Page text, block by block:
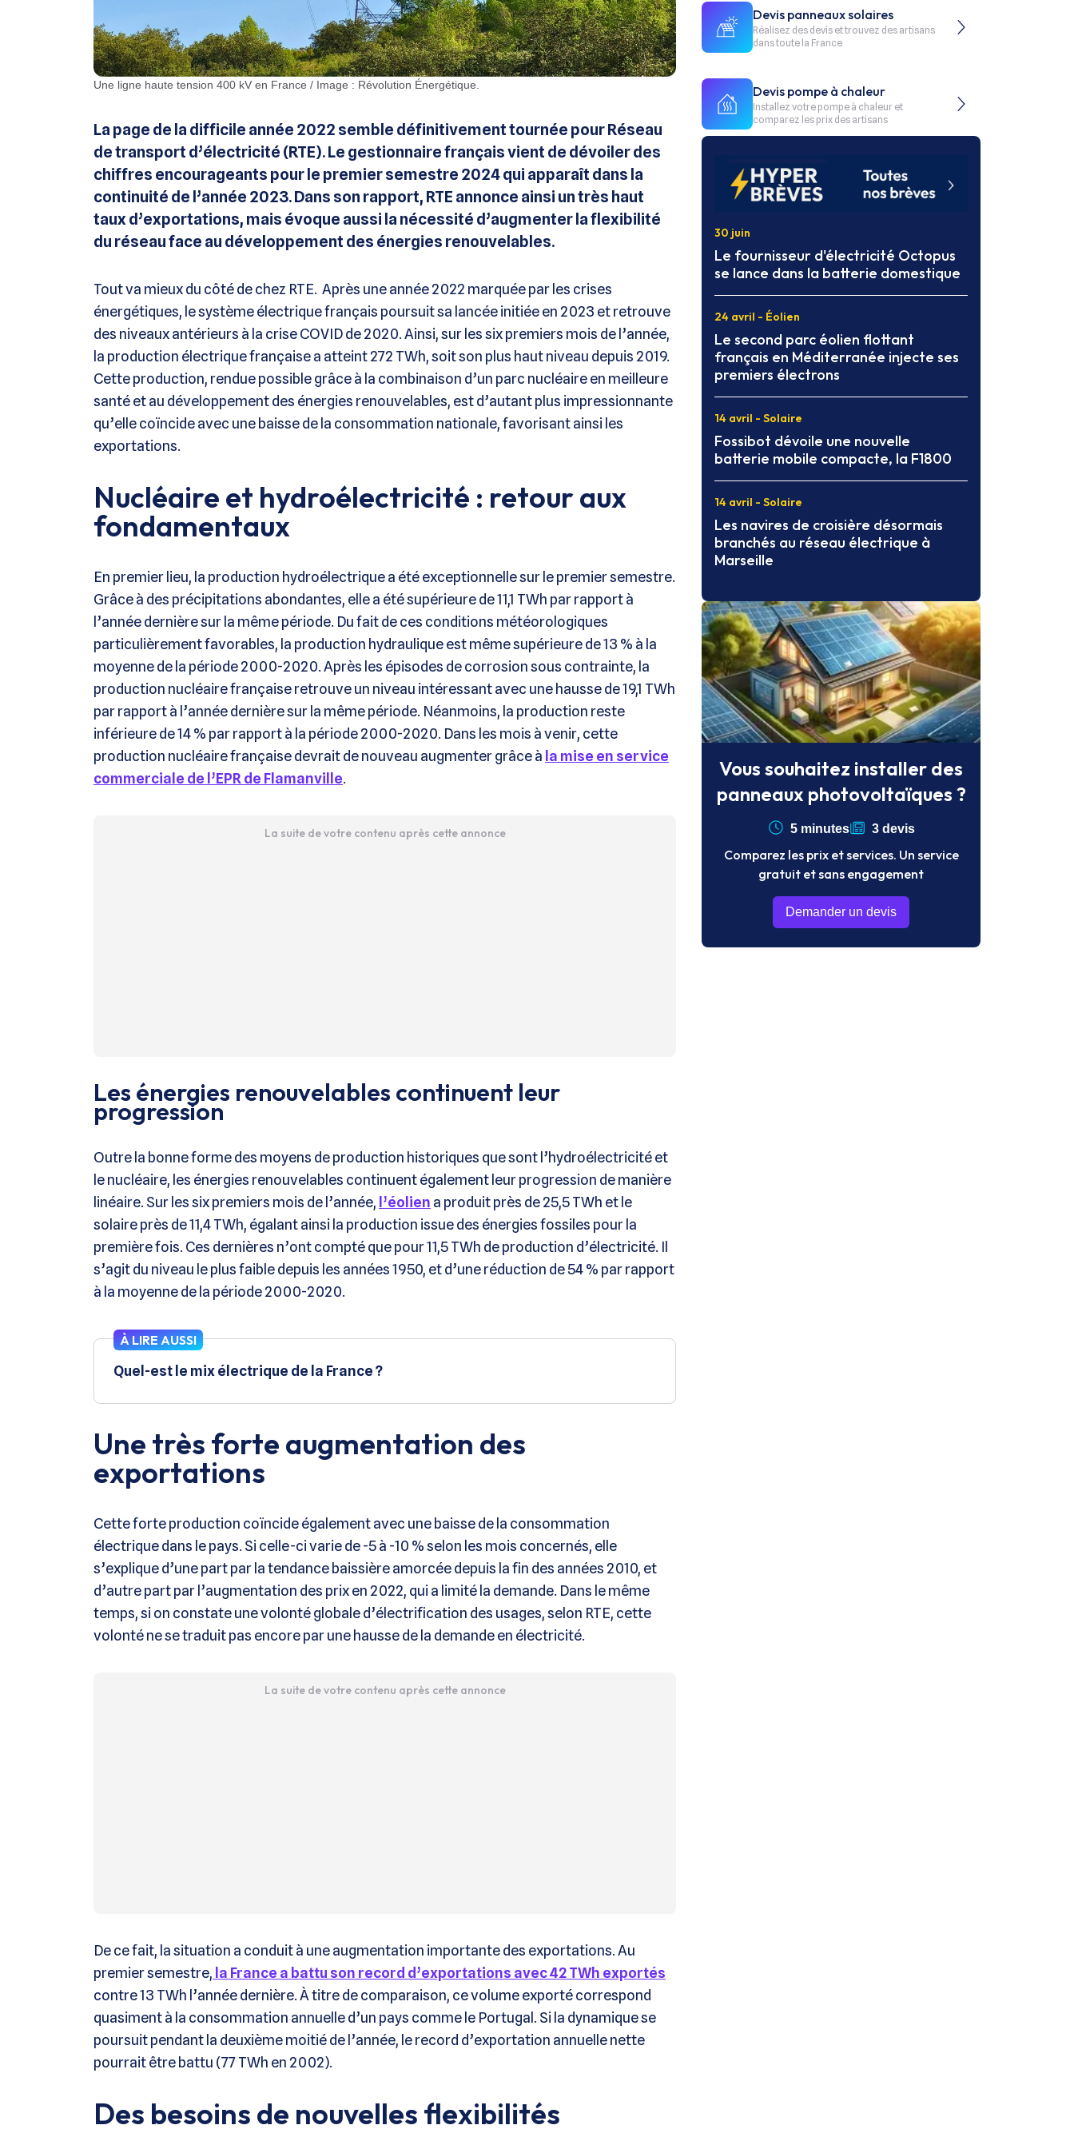
Une ligne haute tension 400 kV en France / Image : Révolution Énergétique.
La page de la difficile année 2022 semble définitivement tournée pour Réseau
de transport d’électricité (RTE). Le gestionnaire français vient de dévoiler des
chiffres encourageants pour le premier semestre 2024 qui apparaît dans la
continuité de l’année 2023. Dans son rapport, RTE annonce ainsi un très haut
taux d’exportations, mais évoque aussi la nécessité d’augmenter la flexibilité
du réseau face au développement des énergies renouvelables.
Tout va mieux du côté de chez RTE. Après une année 2022 marquée par les crises
énergétiques, le système électrique français poursuit sa lancée initiée en 2023 et retrouve
des niveaux antérieurs à la crise COVID de 2020. Ainsi, sur les six premiers mois de l’année,
la production électrique française a atteint 272 TWh, soit son plus haut niveau depuis 2019.
Cette production, rendue possible grâce à la combinaison d’un parc nucléaire en meilleure
santé et au développement des énergies renouvelables, est d’autant plus impressionnante
qu’elle coïncide avec une baisse de la consommation nationale, favorisant ainsi les
exportations.
Nucléaire et hydroélectricité : retour aux
fondamentaux
En premier lieu, la production hydroélectrique a été exceptionnelle sur le premier semestre.
Grâce à des précipitations abondantes, elle a été supérieure de 11,1 TWh par rapport à
l’année dernière sur la même période. Du fait de ces conditions météorologiques
particulièrement favorables, la production hydraulique est même supérieure de 13 % à la
moyenne de la période 2000-2020. Après les épisodes de corrosion sous contrainte, la
production nucléaire française retrouve un niveau intéressant avec une hausse de 19,1 TWh
par rapport à l’année dernière sur la même période. Néanmoins, la production reste
inférieure de 14 % par rapport à la période 2000-2020. Dans les mois à venir, cette
production nucléaire française devrait de nouveau augmenter grâce à la mise en service
commerciale de l’EPR de Flamanville.
La suite de votre contenu après cette annonce
Les énergies renouvelables continuent leur
progression
Outre la bonne forme des moyens de production historiques que sont l’hydroélectricité et
le nucléaire, les énergies renouvelables continuent également leur progression de manière
linéaire. Sur les six premiers mois de l’année, l’éolien a produit près de 25,5 TWh et le
solaire près de 11,4 TWh, égalant ainsi la production issue des énergies fossiles pour la
première fois. Ces dernières n’ont compté que pour 11,5 TWh de production d’électricité. Il
s’agit du niveau le plus faible depuis les années 1950, et d’une réduction de 54 % par rapport
à la moyenne de la période 2000-2020.
À LIRE AUSSI
Quel-est le mix électrique de la France ?
Une très forte augmentation des
exportations
Cette forte production coïncide également avec une baisse de la consommation
électrique dans le pays. Si celle-ci varie de -5 à -10 % selon les mois concernés, elle
s’explique d’une part par la tendance baissière amorcée depuis la fin des années 2010, et
d’autre part par l’augmentation des prix en 2022, qui a limité la demande. Dans le même
temps, si on constate une volonté globale d’électrification des usages, selon RTE, cette
volonté ne se traduit pas encore par une hausse de la demande en électricité.
La suite de votre contenu après cette annonce
De ce fait, la situation a conduit à une augmentation importante des exportations. Au
premier semestre, la France a battu son record d’exportations avec 42 TWh exportés
contre 13 TWh l’année dernière. À titre de comparaison, ce volume exporté correspond
quasiment à la consommation annuelle d’un pays comme le Portugal. Si la dynamique se
poursuit pendant la deuxième moitié de l’année, le record d’exportation annuelle nette
pourrait être battu (77 TWh en 2002).
Des besoins de nouvelles flexibilités
Devis panneaux solaires
Réalisez des devis et trouvez des artisans
dans toute la France
Devis pompe à chaleur
Installez votre pompe à chaleur et
comparez les prix des artisans
30 juin
Le fournisseur d'électricité Octopus
se lance dans la batterie domestique
24 avril - Éolien
Le second parc éolien flottant
français en Méditerranée injecte ses
premiers électrons
14 avril - Solaire
Fossibot dévoile une nouvelle
batterie mobile compacte, la F1800
14 avril - Solaire
Les navires de croisière désormais
branchés au réseau électrique à
Marseille
Vous souhaitez installer des
panneaux photovoltaïques ?
5 minutes 3 devis
Comparez les prix et services. Un service
gratuit et sans engagement
Demander un devis